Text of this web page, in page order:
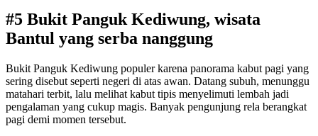
#5 Bukit Panguk Kediwung, wisata
Bantul yang serba nanggung
Bukit Panguk Kediwung populer karena panorama kabut pagi yang
sering disebut seperti negeri di atas awan. Datang subuh, menunggu
matahari terbit, lalu melihat kabut tipis menyelimuti lembah jadi
pengalaman yang cukup magis. Banyak pengunjung rela berangkat
pagi demi momen tersebut.